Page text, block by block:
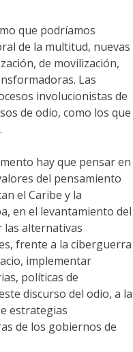
que podríamos
de la multitud, nuevas
de movilización,
Las
involucionistas de
de odio, como los que
hay que pensar en
del pensamiento
el Caribe y la
en el levantamiento del
las alternativas
frente a la ciberguerra
implementar
políticas de
discurso del odio, a la
estrategias
de los gobiernos de